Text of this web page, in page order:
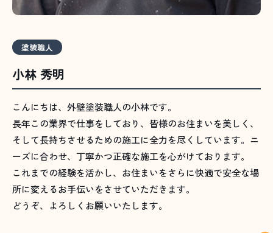
塗装職人
小林 秀明
こんにちは、外壁塗装職人の小林です。
長年この業界で仕事をしており、皆様のお住まいを美しく、
そして長持ちさせるための施工に全力を尽くしています。ニ
ーズに合わせ、丁寧かつ正確な施工を心がけております。
これまでの経験を活かし、お住まいをさらに快適で安全な場
所に変えるお手伝いをさせていただきます。
どうぞ、よろしくお願いいたします。